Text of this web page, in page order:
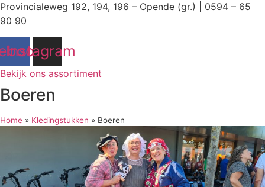
Provincialeweg 192, 194, 196 – Opende (gr.) | 0594 – 65
90 90
Instagram
Bekijk ons assortiment
Boeren
Home » Kledingstukken » Boeren